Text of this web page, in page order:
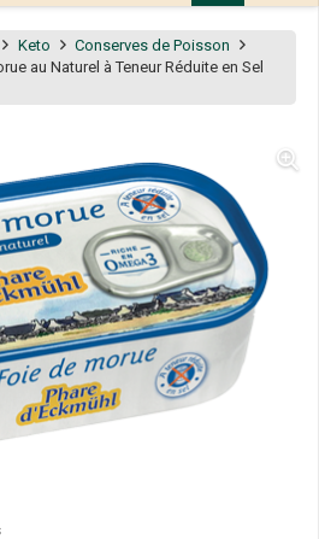
Keto
Conserves de Poisson
au Naturel à Teneur Réduite en Sel